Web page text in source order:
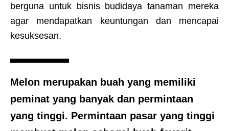
berguna untuk bisnis budidaya tanaman mereka
agar mendapatkan keuntungan dan mencapai
kesuksesan.
Melon merupakan buah yang memiliki
peminat yang banyak dan permintaan
yang tinggi. Permintaan pasar yang tinggi